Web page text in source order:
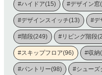
#ハイドア(15) #デザイン窓
#デザインスイッチ(13) #デ
#階段(249) #リビング階段
#スキップフロア(96) #収納
#パントリー(98) #シューズ